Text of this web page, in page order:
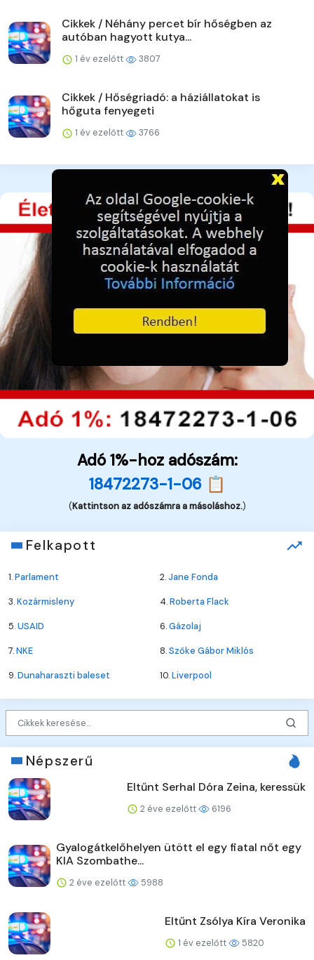
Cikkek / Néhány percet bír hőségben az
autóban hagyott kutya...
1 év ezelőtt 3807
Cikkek / Hőségriadó: a háziállatokat is
hőguta fenyegeti
1 év ezelőtt 3766
Adó 1%-hoz adószám:
18472273-1-06 📋
(Kattintson az adószámra a másoláshoz.)
Felkapott
1.Parlament 2.Jane Fonda
3.Kozármisleny 4.Roberta Flack
5.USAID 6.Gázolaj
7.NKE 8.Szőke Gábor Miklós
9.Dunaharaszti baleset 10.Liverpool
Népszerű
Eltűnt Serhal Dóra Zeina, keressük
2 éve ezelőtt 6196
Gyalogátkelőhelyen ütött el egy fiatal nőt egy
KIA Szombathe...
2 éve ezelőtt 5988
Eltűnt Zsólya Kíra Veronika
1 év ezelőtt 5820